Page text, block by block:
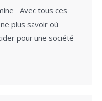
Avec tous ces
plus savoir où
pour une société